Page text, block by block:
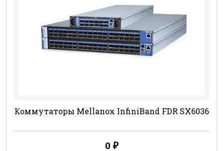
Коммутаторы Mellanox InfiniBand FDR SX6036
0 ₽